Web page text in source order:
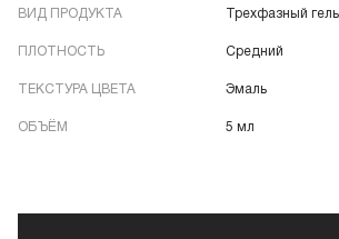
ВИД ПРОДУКТА Трехфазный
ПЛОТНОСТЬ Средний
ТЕКСТУРА ЦВЕТА Эмаль
ОБЪЁМ 5 мл